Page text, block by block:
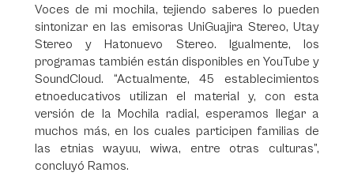
Voces de mi mochila, tejiendo saberes lo pueden
sintonizar en las emisoras UniGuajira Stereo, Utay
Stereo y Hatonuevo Stereo. Igualmente, los
programas también están disponibles en YouTube y
SoundCloud. “Actualmente, 45 establecimientos
etnoeducativos utilizan el material y, con esta
versión de la Mochila radial, esperamos llegar a
muchos más, en los cuales participen familias de
las etnias wayuu, wiwa, entre otras culturas”,
concluyó Ramos.